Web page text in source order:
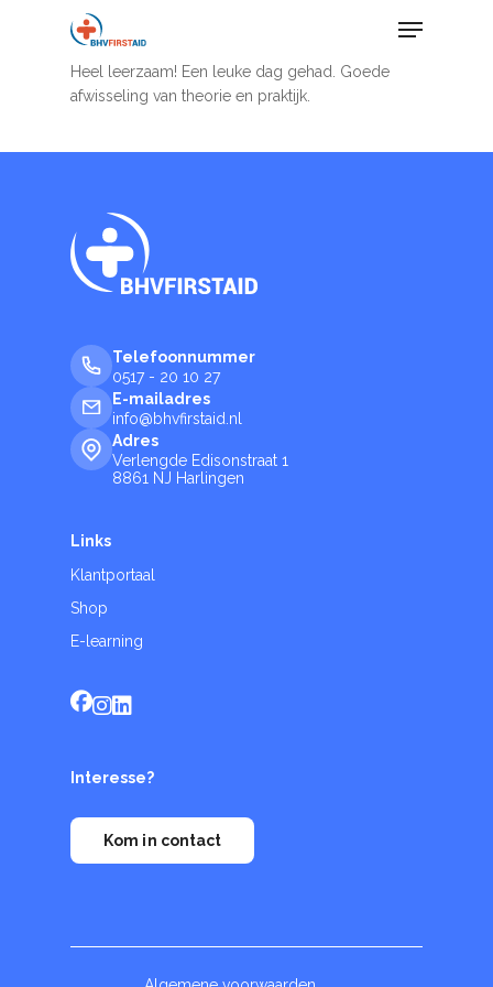
Menu
Heel leerzaam! Een leuke dag gehad. Goede
afwisseling van theorie en praktijk.
Telefoonnummer
0517 - 20 10 27
E-mailadres
info@bhvfirstaid.nl
Adres
Verlengde Edisonstraat 1
8861 NJ Harlingen
Links
Klantportaal
Shop
E-learning
Interesse?
Kom in contact